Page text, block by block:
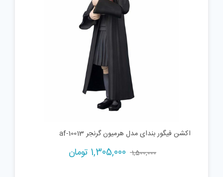
اکشن فیگور بندای مدل هرمیون گرنجر af-10013
1,500,000
Original
1,305,000 تومان